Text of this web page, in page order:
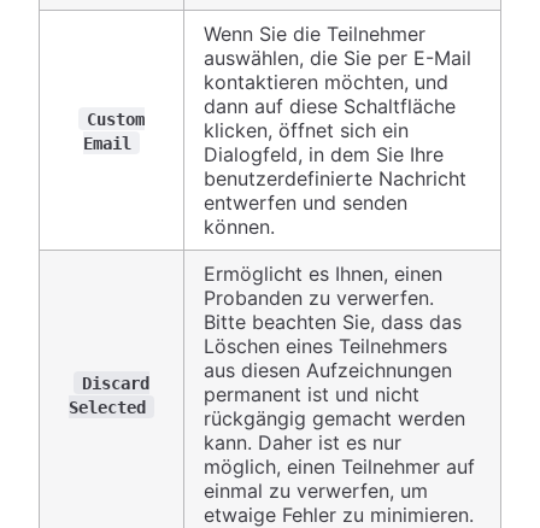
Custom
Email
Wenn Sie die Teilnehmer
auswählen, die Sie per E-Mail
kontaktieren möchten, und
dann auf diese Schaltfläche
klicken, öffnet sich ein
Dialogfeld, in dem Sie Ihre
benutzerdefinierte Nachricht
entwerfen und senden
können.
Discard
Selected
Ermöglicht es Ihnen, einen
Probanden zu verwerfen.
Bitte beachten Sie, dass das
Löschen eines Teilnehmers
aus diesen Aufzeichnungen
permanent ist und nicht
rückgängig gemacht werden
kann. Daher ist es nur
möglich, einen Teilnehmer auf
einmal zu verwerfen, um
etwaige Fehler zu minimieren.